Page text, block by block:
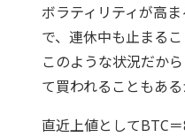
ボラティリティが高
で、連休中も止まる
このような状況だか
て買われることもある
直近上値としてBTC